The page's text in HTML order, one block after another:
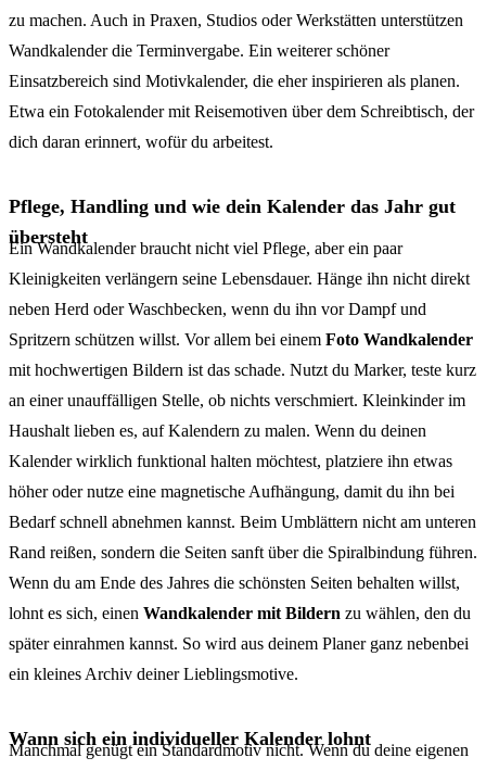
zu machen. Auch in Praxen, Studios oder Werkstätten unterstützen
Wandkalender die Terminvergabe. Ein weiterer schöner
Einsatzbereich sind Motivkalender, die eher inspirieren als planen.
Etwa ein Fotokalender mit Reisemotiven über dem Schreibtisch, der
dich daran erinnert, wofür du arbeitest.
Pflege, Handling und wie dein Kalender das Jahr gut
übersteht
Ein Wandkalender braucht nicht viel Pflege, aber ein paar
Kleinigkeiten verlängern seine Lebensdauer. Hänge ihn nicht direkt
neben Herd oder Waschbecken, wenn du ihn vor Dampf und
Spritzern schützen willst. Vor allem bei einem Foto Wandkalender
mit hochwertigen Bildern ist das schade. Nutzt du Marker, teste kurz
an einer unauffälligen Stelle, ob nichts verschmiert. Kleinkinder im
Haushalt lieben es, auf Kalendern zu malen. Wenn du deinen
Kalender wirklich funktional halten möchtest, platziere ihn etwas
höher oder nutze eine magnetische Aufhängung, damit du ihn bei
Bedarf schnell abnehmen kannst. Beim Umblättern nicht am unteren
Rand reißen, sondern die Seiten sanft über die Spiralbindung führen.
Wenn du am Ende des Jahres die schönsten Seiten behalten willst,
lohnt es sich, einen Wandkalender mit Bildern zu wählen, den du
später einrahmen kannst. So wird aus deinem Planer ganz nebenbei
ein kleines Archiv deiner Lieblingsmotive.
Wann sich ein individueller Kalender lohnt
Manchmal genügt ein Standardmotiv nicht. Wenn du deine eigenen